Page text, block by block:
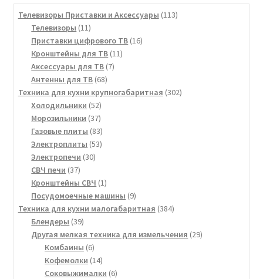
Телевизоры Приставки и Аксессуары 113113
Телевизоры 1111
товаров
Приставки цифрового ТВ 1616
Кронштейны для ТВ 1111
Аксессуары для ТВ 77
Антенны для ТВ 6868
товаров
Техника для кухни крупногабаритная 302302
Холодильники 5252
товара
Морозильники 3737
товаров
Газовые плиты 8383
товара
Электроплиты 5353
Электропечи 3030
СВЧ печи 3737
товаров
Кронштейны СВЧ 11
товар
Посудомоечные машины 99
товаров
Техника для кухни малогабаритная 384384
Блендеры 3939
товаров
Другая мелкая техника для измельчения 2929
Комбаины 66
товаров
Кофемолки 1414
товаров
Соковыжималки 66